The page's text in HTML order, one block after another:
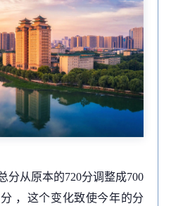
分从原本的720分调整成700
，这个变化致使今年的分